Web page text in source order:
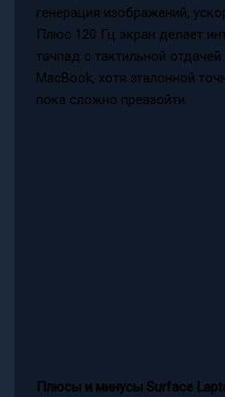
генерация изображений,
Плюс 120 Гц экран делает
тачпад с тактильной
MacBook, хотя эталонной
пока сложно превзойти.
Плюсы и минусы Surface